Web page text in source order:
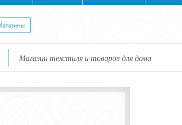
Магазин текстиля и товаров для дома